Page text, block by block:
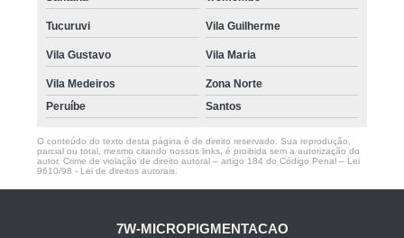
Tucuruvi Vila Guilherme
Vila Gustavo Vila Maria
Vila Medeiros
Zona Norte
Peruíbe
Santos
O conteúdo do texto desta página é de direito reservado. Sua reprodução,
parcial ou total, mesmo citando nossos links, é proibida sem a autorização do
autor. Crime de violação de direito autoral – artigo 184 do Código Penal – Lei
9610/98 - Lei de direitos autorais
7W-MICROPIGMENTACAO